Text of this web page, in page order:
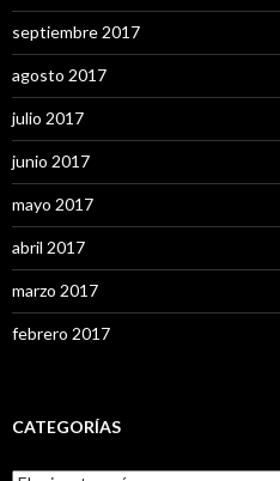
septiembre 2017
agosto 2017
julio 2017
junio 2017
mayo 2017
abril 2017
marzo 2017
febrero 2017
CATEGORÍAS